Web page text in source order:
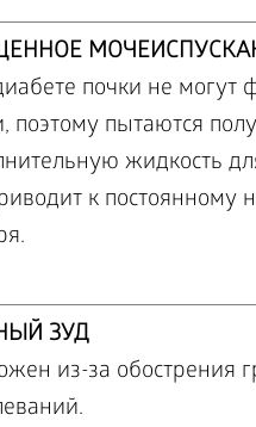
почки не могут
поэтому пытаются
жидкость
к постоянному
ЗУД
из-за обострения